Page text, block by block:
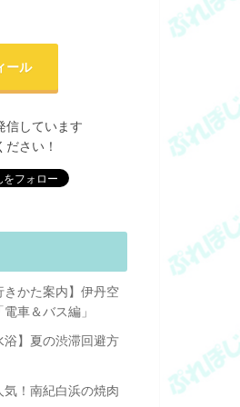
ール
信しています
さい！
きかた案内】伊丹空
車＆バス編」
浴】夏の渋滞回避方
気！南紀白浜の焼肉